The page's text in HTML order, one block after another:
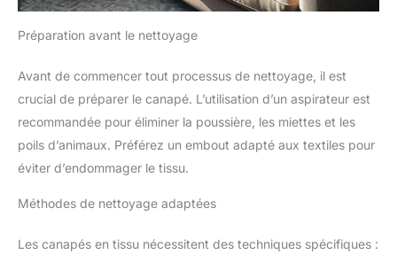
Préparation avant le nettoyage
Avant de commencer tout processus de nettoyage, il est
crucial de préparer le canapé. L’utilisation d’un aspirateur est
recommandée pour éliminer la poussière, les miettes et les
poils d’animaux. Préférez un embout adapté aux textiles pour
éviter d’endommager le tissu.
Méthodes de nettoyage adaptées
Les canapés en tissu nécessitent des techniques spécifiques :